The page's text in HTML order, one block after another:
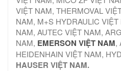
VIỆT NAM, THERMOVAL
NAM, M+S HYDRAULIC
NAM, AUTEC VIỆT NAM,
NAM, EMERSON VIỆT NAM,
HEIDENHAIN VIỆT NAM,
HAUSER VIỆT NAM.